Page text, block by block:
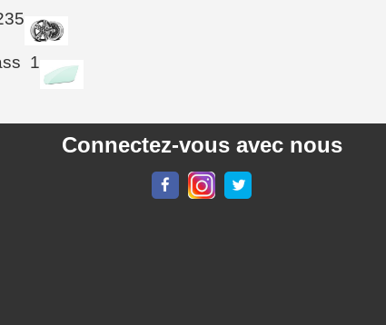
1
Connectez-vous avec nous